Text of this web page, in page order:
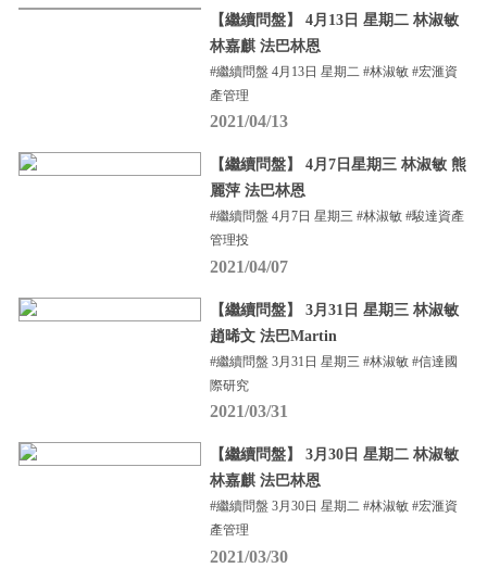
【繼續問盤】 4月13日 星期二 林淑敏
林嘉麒 法巴林恩
#繼續問盤 4月13日 星期二 #林淑敏 #宏滙資
產管理
2021/04/13
【繼續問盤】 4月7日星期三 林淑敏 熊
麗萍 法巴林恩
#繼續問盤 4月7日 星期三 #林淑敏 #駿達資產
管理投
2021/04/07
【繼續問盤】 3月31日 星期三 林淑敏
趙晞文 法巴Martin
#繼續問盤 3月31日 星期三 #林淑敏 #信達國
際研究
2021/03/31
【繼續問盤】 3月30日 星期二 林淑敏
林嘉麒 法巴林恩
#繼續問盤 3月30日 星期二 #林淑敏 #宏滙資
產管理
2021/03/30